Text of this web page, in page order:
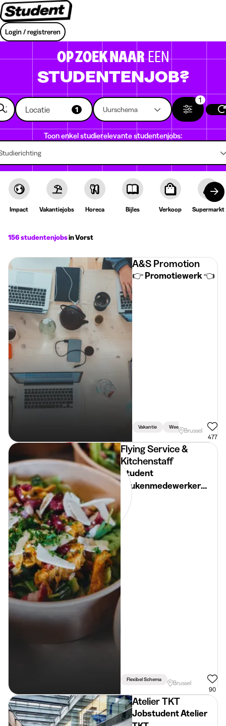
Login / registreren
OP ZOEK NAAREEN
STUDENTENJOB?
Locatie 1 Uurschema
1
Toon enkel studierelevante studentenjobs:
Impact Vakantiejobs Horeca Bijles Verkoop Supermarkt
156 studentenjobsin Vorst
A&S Promotion
👉 Promotiewerk 👈
Vakantie Week Weekend
Brussel
477
Flying Service &
Kitchenstaff
Student
keukenmedewerker
vliegende ploeg Brussel
(m/v/x)
Flexibel Schema
Brussel
90
Atelier TKT
Jobstudent Atelier